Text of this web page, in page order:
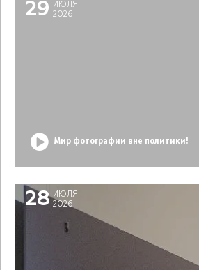
29
ИЮЛЯ
2026
Мир фотографии вне политики!
28 ИЮЛЯ
2026